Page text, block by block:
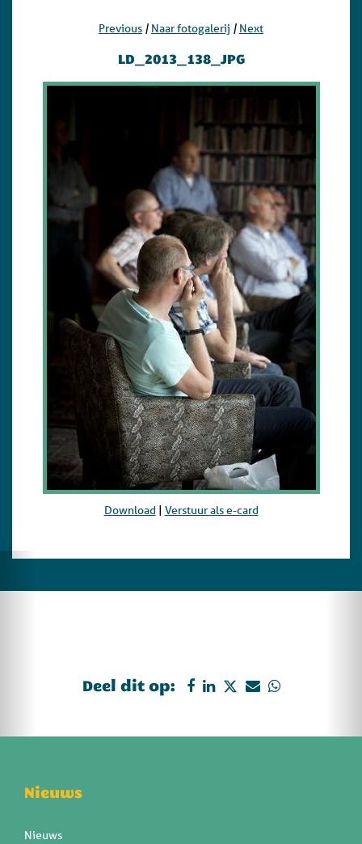
Previous | Naar fotogalerij | Next
LD_2013_138_JPG
Download| Verstuur als e-card
Deel dit op:
Nieuws
Nieuws